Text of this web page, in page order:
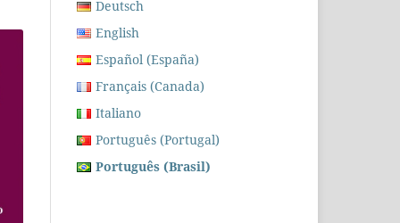
Deutsch
English
Español (España)
Français (Canada)
Italiano
Português (Portugal)
Português (Brasil)